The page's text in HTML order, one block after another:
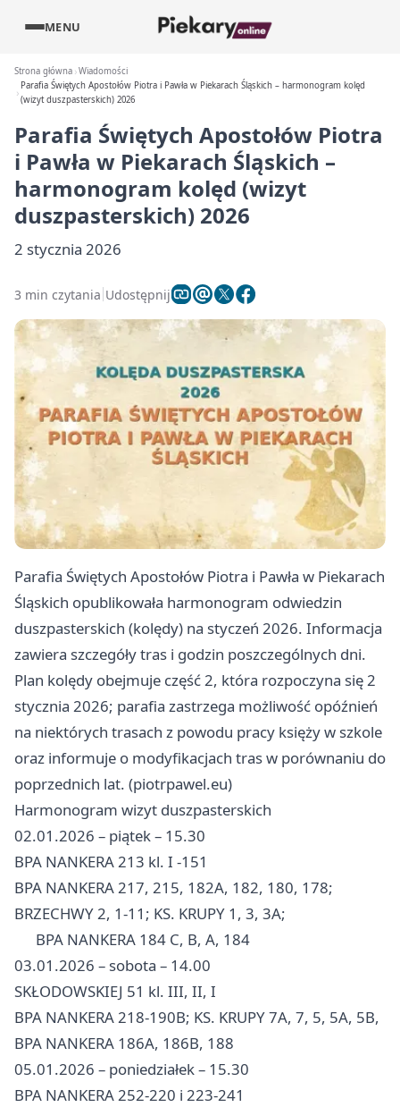
MENU
Strona główna Wiadomości
Parafia Świętych Apostołów Piotra i Pawła w Piekarach Śląskich – harmonogram kolęd
(wizyt duszpasterskich) 2026
Parafia Świętych Apostołów Piotra
i Pawła w Piekarach Śląskich –
harmonogram kolęd (wizyt
duszpasterskich) 2026
2 stycznia 2026
3 min czytania Udostępnij
Parafia Świętych Apostołów Piotra i Pawła w Piekarach
Śląskich opublikowała harmonogram odwiedzin
duszpasterskich (kolędy) na styczeń 2026. Informacja
zawiera szczegóły tras i godzin poszczególnych dni.
Plan kolędy obejmuje część 2, która rozpoczyna się 2
stycznia 2026; parafia zastrzega możliwość opóźnień
na niektórych trasach z powodu pracy księży w szkole
oraz informuje o modyfikacjach tras w porównaniu do
poprzednich lat. (piotrpawel.eu)
Harmonogram wizyt duszpasterskich
02.01.2026 – piątek – 15.30
BPA NANKERA 213 kl. I -151
BPA NANKERA 217, 215, 182A, 182, 180, 178;
BRZECHWY 2, 1-11; KS. KRUPY 1, 3, 3A;
BPA NANKERA 184 C, B, A, 184
03.01.2026 – sobota – 14.00
SKŁODOWSKIEJ 51 kl. III, II, I
BPA NANKERA 218-190B; KS. KRUPY 7A, 7, 5, 5A, 5B,
BPA NANKERA 186A, 186B, 188
05.01.2026 – poniedziałek – 15.30
BPA NANKERA 252-220 i 223-241